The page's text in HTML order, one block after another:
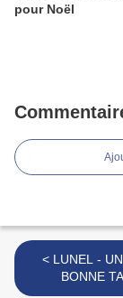
pour Noël
< LUNEL - UNE TRÈS
BONNE